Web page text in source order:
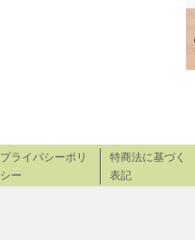
プライバシーポリ
シー
特商法に基づく
表記